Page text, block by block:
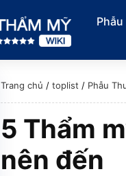
Trang chủ / toplist / Phẫu
5 Thẩm
nên đến